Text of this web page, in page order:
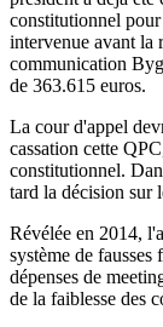
constitutionnel
intervenue avant la
communication
de 363.615 euros.
La cour d'appel
cassation cette
constitutionnel.
tard la décision sur
Révélée en 2014,
système de fausses
dépenses de
de la faiblesse des